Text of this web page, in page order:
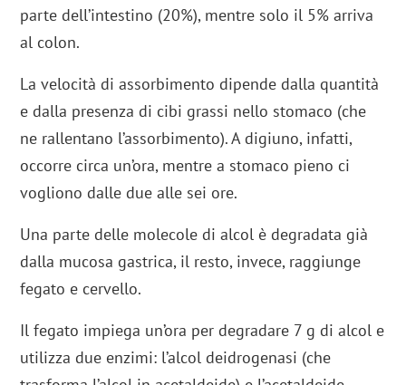
parte dell’intestino (20%), mentre solo il 5% arriva
al colon.
La velocità di assorbimento dipende dalla quantità
e dalla presenza di cibi grassi nello stomaco (che
ne rallentano l’assorbimento). A digiuno, infatti,
occorre circa un’ora, mentre a stomaco pieno ci
vogliono dalle due alle sei ore.
Una parte delle molecole di alcol è degradata già
dalla mucosa gastrica, il resto, invece, raggiunge
fegato e cervello.
Il fegato impiega un’ora per degradare 7 g di alcol e
utilizza due enzimi: l’alcol deidrogenasi (che